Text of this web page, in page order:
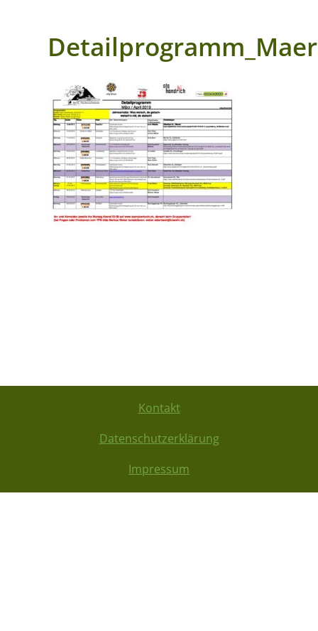
Kontakt
Datenschutzerklärung
Impressum